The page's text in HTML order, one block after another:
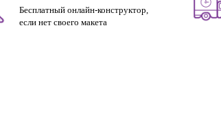
Бесплатный онлайн-конструктор,
если нет своего макета